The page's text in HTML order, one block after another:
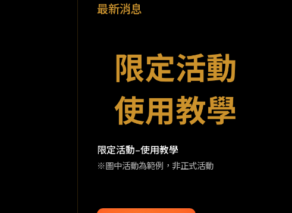
最新消息
限定活動–使用教學
※圖中活動為範例，非正式活動